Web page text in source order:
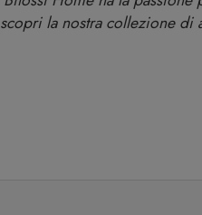
la nostra collezione di